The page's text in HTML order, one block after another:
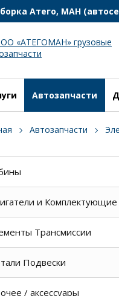
Атего, МАН
Автозапчасти
Автозапчасти
и Комплектующие
Трансмиссии
Подвески
/ аксессуары